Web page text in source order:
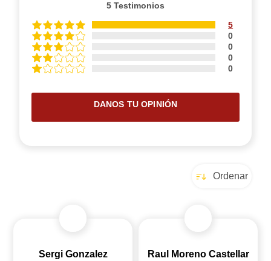
5 Testimonios
5
0
0
0
0
DANOS TU OPINIÓN
Ordenar
Sergi Gonzalez
Raul Moreno Castellar